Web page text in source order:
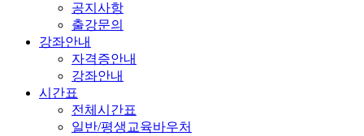
공지사항
출강문의
강좌안내
자격증안내
강좌안내
시간표
전체시간표
일반/평생교육바우처